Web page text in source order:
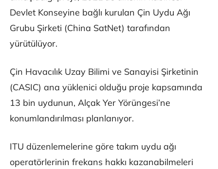
Devlet Konseyine bağlı kurulan Çin Uydu Ağı
Grubu Şirketi (China SatNet) tarafından
yürütülüyor.
Çin Havacılık Uzay Bilimi ve Sanayisi Şirketinin
(CASIC) ana yüklenici olduğu proje kapsamında
13 bin uydunun, Alçak Yer Yörüngesi’ne
konumlandırılması planlanıyor.
ITU düzenlemelerine göre takım uydu ağı
operatörlerinin frekans hakkı kazanabilmeleri